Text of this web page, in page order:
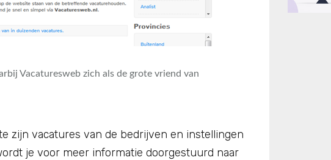
Vacaturesweb zich als de grote vriend van
zijn vacatures van de bedrijven en instellingen
je voor meer informatie doorgestuurd naar